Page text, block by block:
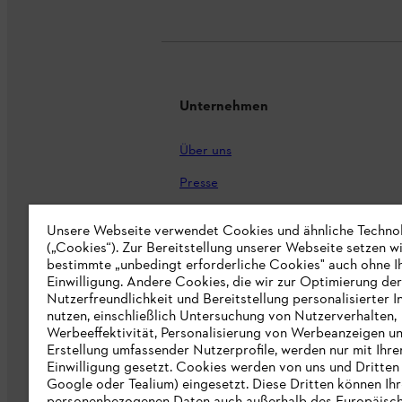
Unternehmen
Über uns
Presse
STIHL Markenshop
Nachhaltigkeit
STIHL Hinweisgebersystem
Informationen für Lieferunternehmen
Erklärung zur Barrierefreiheit
Unsere Webseite verwendet Cookies und ähnliche
(„Cookies“). Zur Bereitstellung unserer Webseite setzen
bestimmte „unbedingt erforderliche Cookies" auch ohne
Einwilligung. Andere Cookies, die wir zur Optimierung der
Nutzerfreundlichkeit und Bereitstellung personalisierter
nutzen, einschließlich Untersuchung von Nutzerverhalten,
Werbeeffektivität, Personalisierung von Werbeanzeigen
Erstellung umfassender Nutzerprofile, werden nur mit
Einwilligung gesetzt. Cookies werden von uns und Dritten
Google oder Tealium) eingesetzt. Diese Dritten können